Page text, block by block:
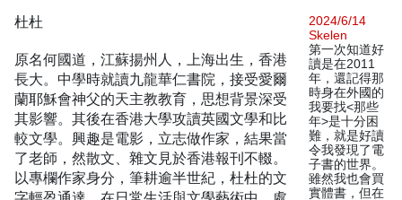
杜杜
原名何國道，江蘇揚州人，上海出生，香港
長大。中學時就讀九龍華仁書院，接受愛爾
蘭耶穌會神父的天主教教育，思想背景深受
其影響。其後在香港大學攻讀英國文學和比
較文學。興趣是電影，立志做作家，結果當
了老師，然散文、雜文見於香港報刊不輟。
以專欄作家身分，筆耕逾半世紀，杜杜的文
2024/6/14
Skelen
第一次知道好
讀是在2011
年，還記得那
時身在外國的
我要找<那些
年>是十分困
難，就是好讀
令我發現了電
子書的世界。
雖然我也會買
實體書，但在